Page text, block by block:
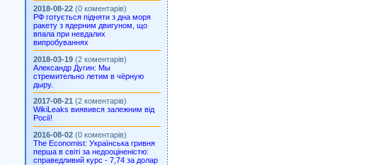
2018-08-22 (0 коментарів)
РФ готується підняти з дна моря
ракету з ядерним двигуном, що
впала при невдалих
випробуваннях
2018-03-19 (2 коментарів)
Александр Дугин: Мы
стремительно летим в чёрную
дыру.
2017-08-21 (2 коментарів)
WikiLeaks виявився залежним від
Росії!
2016-08-02 (0 коментарів)
The Economist: Українська гривня
перша в світі за недооціненістю:
справедливий курс - 7,74 за долар